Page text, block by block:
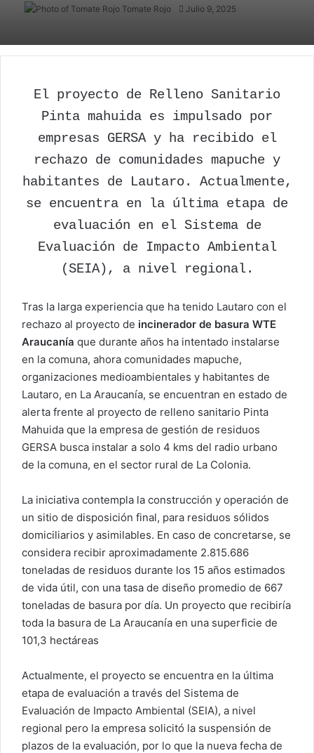
Tomate Rojo
Follow
Julio 9, 2025
El proyecto de Relleno Sanitario
Pinta mahuida es impulsado por
empresas GERSA y ha recibido el
rechazo de comunidades mapuche y
habitantes de Lautaro. Actualmente,
se encuentra en la última etapa de
evaluación en el Sistema de
Evaluación de Impacto Ambiental
(SEIA), a nivel regional.
Tras la larga experiencia que ha tenido Lautaro con el
rechazo al proyecto de incinerador de basura WTE
Araucanía que durante años ha intentado instalarse
en la comuna, ahora comunidades mapuche,
organizaciones medioambientales y habitantes de
Lautaro, en La Araucanía, se encuentran en estado de
alerta frente al proyecto de relleno sanitario Pinta
Mahuida que la empresa de gestión de residuos
GERSA busca instalar a solo 4 kms del radio urbano
de la comuna, en el sector rural de La Colonia.
La iniciativa contempla la construcción y operación de
un sitio de disposición final, para residuos sólidos
domiciliarios y asimilables. En caso de concretarse, se
considera recibir aproximadamente 2.815.686
toneladas de residuos durante los 15 años estimados
de vida útil, con una tasa de diseño promedio de 667
toneladas de basura por día. Un proyecto que recibiría
toda la basura de La Araucanía en una superficie de
101,3 hectáreas
Actualmente, el proyecto se encuentra en la última
etapa de evaluación a través del Sistema de
Evaluación de Impacto Ambiental (SEIA), a nivel
regional pero la empresa solicitó la suspensión de
plazos de la evaluación, por lo que la nueva fecha de